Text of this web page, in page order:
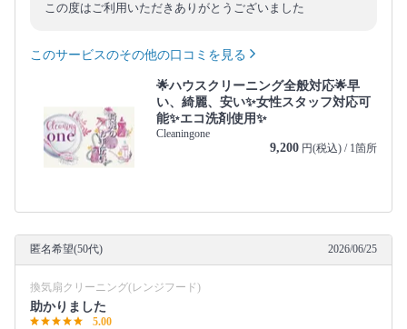
この度はご利用いただきありがとうございました
このサービスのその他の口コミを見る
🌟ハウスクリーニング全般対応🌟早
い、綺麗、安い✨女性スタッフ対応可
能✨エコ洗剤使用✨
Cleaningone
9,200 円(税込) / 1箇所
匿名希望(50代) 2026/06/25
換気扇クリーニング(レンジフード)
助かりました
5.00